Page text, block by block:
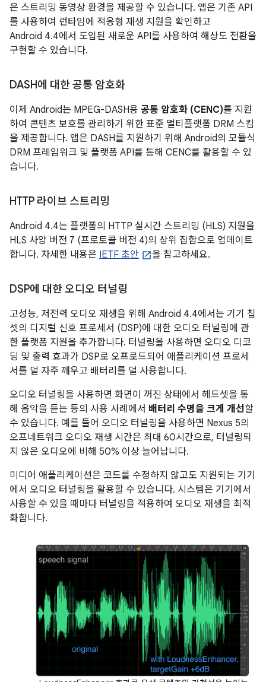
은 스트리밍 동영상 환경을 제공할 수 있습니다. 앱은 기존 API
를 사용하여 런타임에 적응형 재생 지원을 확인하고
Android 4.4에서 도입된 새로운 API를 사용하여 해상도 전환을
구현할 수 있습니다.
DASH에 대한 공통 암호화
이제 Android는 MPEG-DASH용 공통 암호화 (CENC)를 지원
하여 콘텐츠 보호를 관리하기 위한 표준 멀티플랫폼 DRM 스킴
을 제공합니다. 앱은 DASH를 지원하기 위해 Android의 모듈식
DRM 프레임워크 및 플랫폼 API를 통해 CENC를 활용할 수 있
습니다.
HTTP 라이브 스트리밍
Android 4.4는 플랫폼의 HTTP 실시간 스트리밍 (HLS) 지원을
HLS 사양 버전 7 (프로토콜 버전 4)의 상위 집합으로 업데이트
합니다. 자세한 내용은 IETF 초안 을 참고하세요.
DSP에 대한 오디오 터널링
고성능, 저전력 오디오 재생을 위해 Android 4.4에서는 기기 칩
셋의 디지털 신호 프로세서 (DSP)에 대한 오디오 터널링에 관
한 플랫폼 지원을 추가합니다. 터널링을 사용하면 오디오 디코
딩 및 출력 효과가 DSP로 오프로드되어 애플리케이션 프로세
서를 덜 자주 깨우고 배터리를 덜 사용합니다.
오디오 터널링을 사용하면 화면이 꺼진 상태에서 헤드셋을 통
해 음악을 듣는 등의 사용 사례에서 배터리 수명을 크게 개선할
수 있습니다. 예를 들어 오디오 터널링을 사용하면 Nexus 5의
오프네트워크 오디오 재생 시간은 최대 60시간으로, 터널링되
지 않은 오디오에 비해 50% 이상 늘어납니다.
미디어 애플리케이션은 코드를 수정하지 않고도 지원되는 기기
에서 오디오 터널링을 활용할 수 있습니다. 시스템은 기기에서
사용할 수 있을 때마다 터널링을 적용하여 오디오 재생을 최적
화합니다.